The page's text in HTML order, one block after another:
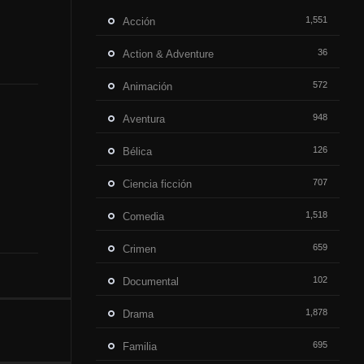
Acción 1,551
Action & Adventure 36
Animación 572
Aventura 948
Bélica 126
Ciencia ficción 707
Comedia 1,518
Crimen 659
Documental 102
Drama 1,878
Familia 695